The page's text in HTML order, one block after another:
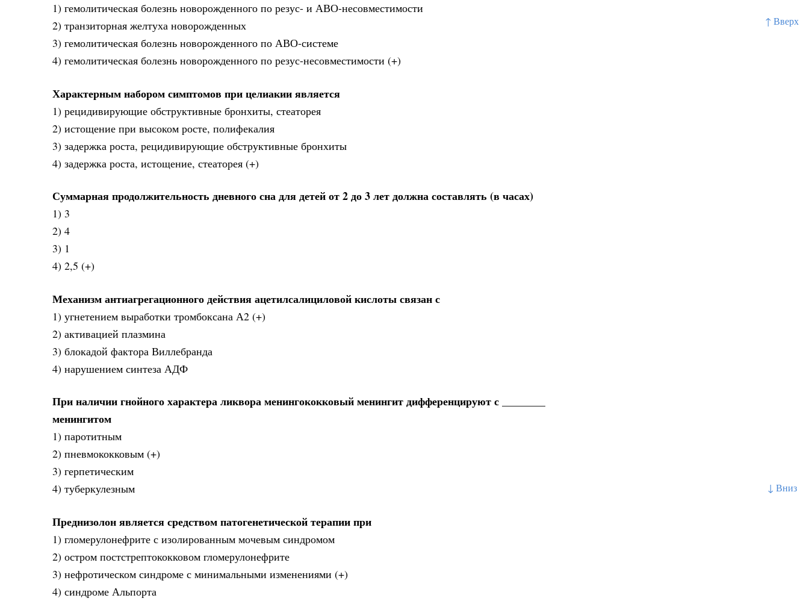
↑ Вверх
↓ Вниз
1) гемолитическая болезнь новорожденного по резус- и АВО-несовместимости
2) транзиторная желтуха новорожденных
3) гемолитическая болезнь новорожденного по АВО-системе
4) гемолитическая болезнь новорожденного по резус-несовместимости (+)
Характерным набором симптомов при целиакии является
1) рецидивирующие обструктивные бронхиты, стеаторея
2) истощение при высоком росте, полифекалия
3) задержка роста, рецидивирующие обструктивные бронхиты
4) задержка роста, истощение, стеаторея (+)
Суммарная продолжительность дневного сна для детей от 2 до 3 лет должна составлять (в часах)
1) 3
2) 4
3) 1
4) 2,5 (+)
Механизм антиагрегационного действия ацетилсалициловой кислоты связан с
1) угнетением выработки тромбоксана А2 (+)
2) активацией плазмина
3) блокадой фактора Виллебранда
4) нарушением синтеза АДФ
При наличии гнойного характера ликвора менингококковый менингит дифференцируют с ________
менингитом
1) паротитным
2) пневмококковым (+)
3) герпетическим
4) туберкулезным
Преднизолон является средством патогенетической терапии при
1) гломерулонефрите с изолированным мочевым синдромом
2) остром постстрептококковом гломерулонефрите
3) нефротическом синдроме с минимальными изменениями (+)
4) синдроме Альпорта